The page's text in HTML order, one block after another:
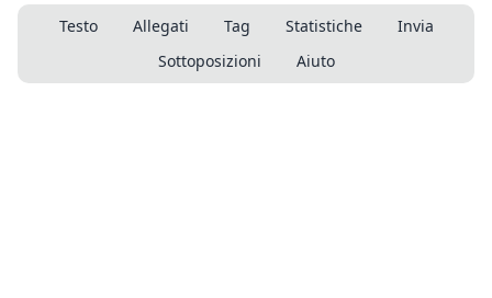
Testo Allegati Tag Statistiche
Invia
Sottoposizioni
Aiuto